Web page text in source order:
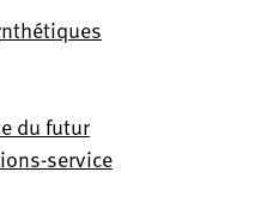
du futur
service